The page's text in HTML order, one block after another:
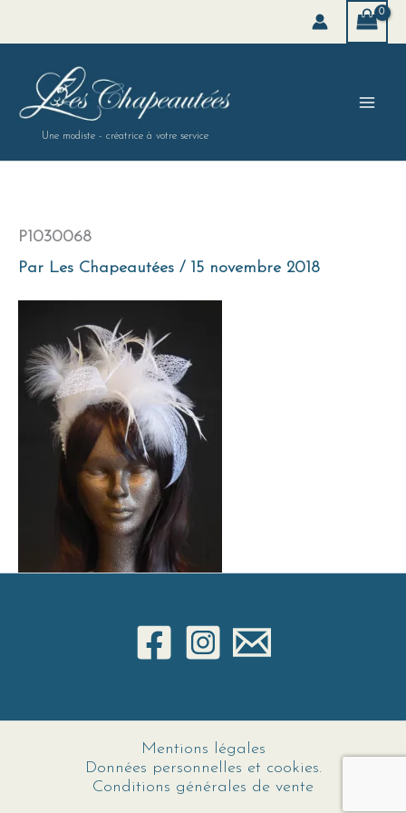
contenu
Une modiste - créatrice à votre service
P1030068
Par Les Chapeautées / 15 novembre 2018
Mentions légales
Données personnelles et cookies.
Conditions générales de vente